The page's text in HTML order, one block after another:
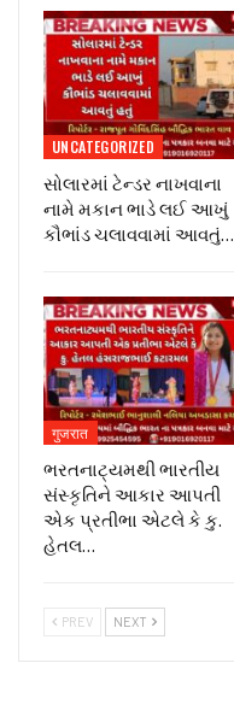
UNCATEGORIZED
સોલારમાં ટેન્ડર નાખવાના
નામે મકાન ભાડે લઈ આખું
કૌભાંડ ચલાવવામાં આવતું…
गुजरात
ભરતનાટ્યમથી ભારતીય
સંસ્કૃતિને આકાર આપતી
એક પ્રતીભા એટલે કે‌ કુ.
હેતલ…
PREV NEXT